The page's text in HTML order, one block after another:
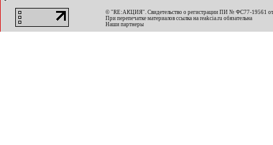
© "RE:АКЦИЯ". Свидетельство о регистрации ПИ № ФС77-19561
При перепечатке материалов ссылка на reakcia.ru обязательна
Наши партнеры